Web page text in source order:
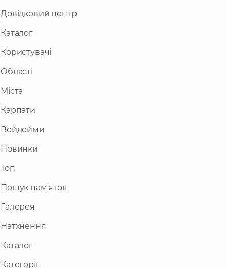
Довідковий центр
Каталог
Користувачі
Області
Міста
Карпати
Войдойми
Новинки
Топ
Пошук пам'яток
Галерея
Натхнення
Каталог
Категорії